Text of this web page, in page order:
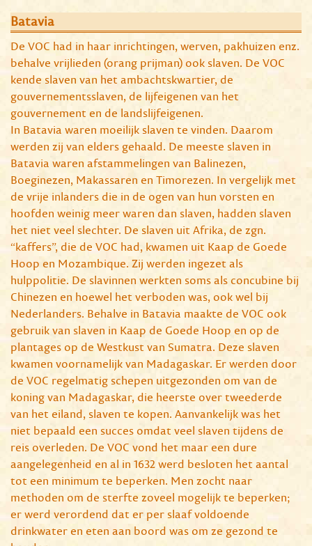
Batavia
De VOC had in haar inrichtingen, werven, pakhuizen enz.
behalve vrijlieden (orang prijman) ook slaven. De VOC
kende slaven van het ambachtskwartier, de
gouvernementsslaven, de lijfeigenen van het
gouvernement en de landslijfeigenen.
In Batavia waren moeilijk slaven te vinden. Daarom
werden zij van elders gehaald. De meeste slaven in
Batavia waren afstammelingen van Balinezen,
Boeginezen, Makassaren en Timorezen. In vergelijk met
de vrije inlanders die in de ogen van hun vorsten en
hoofden weinig meer waren dan slaven, hadden slaven
het niet veel slechter. De slaven uit Afrika, de zgn.
“kaffers”, die de VOC had, kwamen uit Kaap de Goede
Hoop en Mozambique. Zij werden ingezet als
hulppolitie. De slavinnen werkten soms als concubine bij
Chinezen en hoewel het verboden was, ook wel bij
Nederlanders. Behalve in Batavia maakte de VOC ook
gebruik van slaven in Kaap de Goede Hoop en op de
plantages op de Westkust van Sumatra. Deze slaven
kwamen voornamelijk van Madagaskar. Er werden door
de VOC regelmatig schepen uitgezonden om van de
koning van Madagaskar, die heerste over tweederde
van het eiland, slaven te kopen. Aanvankelijk was het
niet bepaald een succes omdat veel slaven tijdens de
reis overleden. De VOC vond het maar een dure
aangelegenheid en al in 1632 werd besloten het aantal
tot een minimum te beperken. Men zocht naar
methoden om de sterfte zoveel mogelijk te beperken;
er werd verordend dat er per slaaf voldoende
drinkwater en eten aan boord was om ze gezond te